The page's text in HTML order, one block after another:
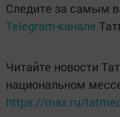
Следите за самым
Telegram-канале
Читайте новости
национальном
https://max.ru/